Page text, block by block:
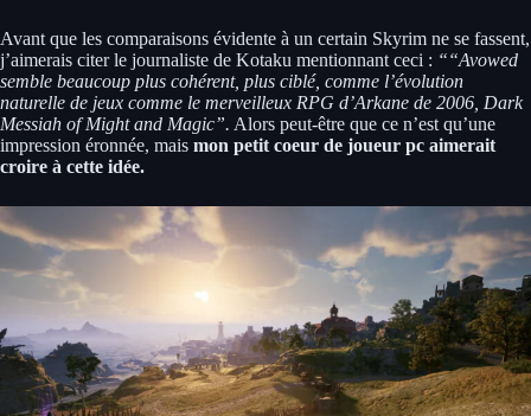
Avant que les comparaisons évidente à un certain Skyrim ne se fassent,
j’aimerais citer le journaliste de Kotaku mentionnant ceci : ““Avowed
semble beaucoup plus cohérent, plus ciblé, comme l’évolution
naturelle de jeux comme le merveilleux RPG d’Arkane de 2006, Dark
Messiah of Might and Magic”. Alors peut-être que ce n’est qu’une
impression éronnée, mais mon petit coeur de joueur pc aimerait
croire à cette idée.